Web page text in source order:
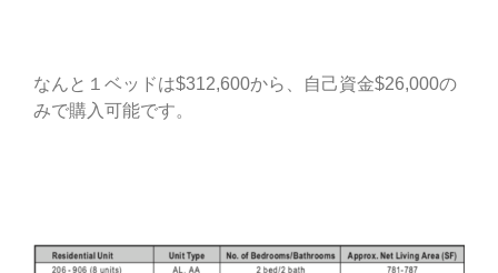
なんと１ベッドは$312,600から、自己資金$26,000の
みで購入可能です。